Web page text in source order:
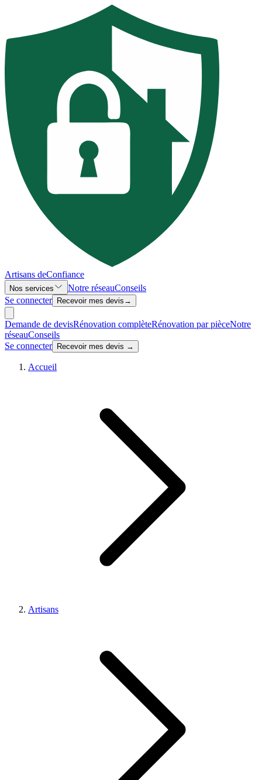
Artisans deConfiance
Nos services Notre réseauConseils
Se connecter
Recevoir mes devis →
Demande de devisRénovation complèteRénovation par pièceNotre
réseauConseils
Se connecter
Recevoir mes devis →
Accueil
Artisans